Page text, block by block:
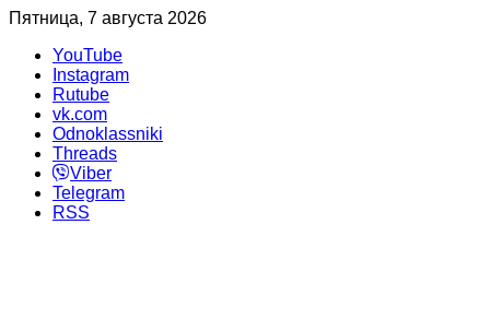
Пятница, 7 августа 2026
YouTube
Instagram
Rutube
vk.com
Odnoklassniki
Threads
Viber
Telegram
RSS